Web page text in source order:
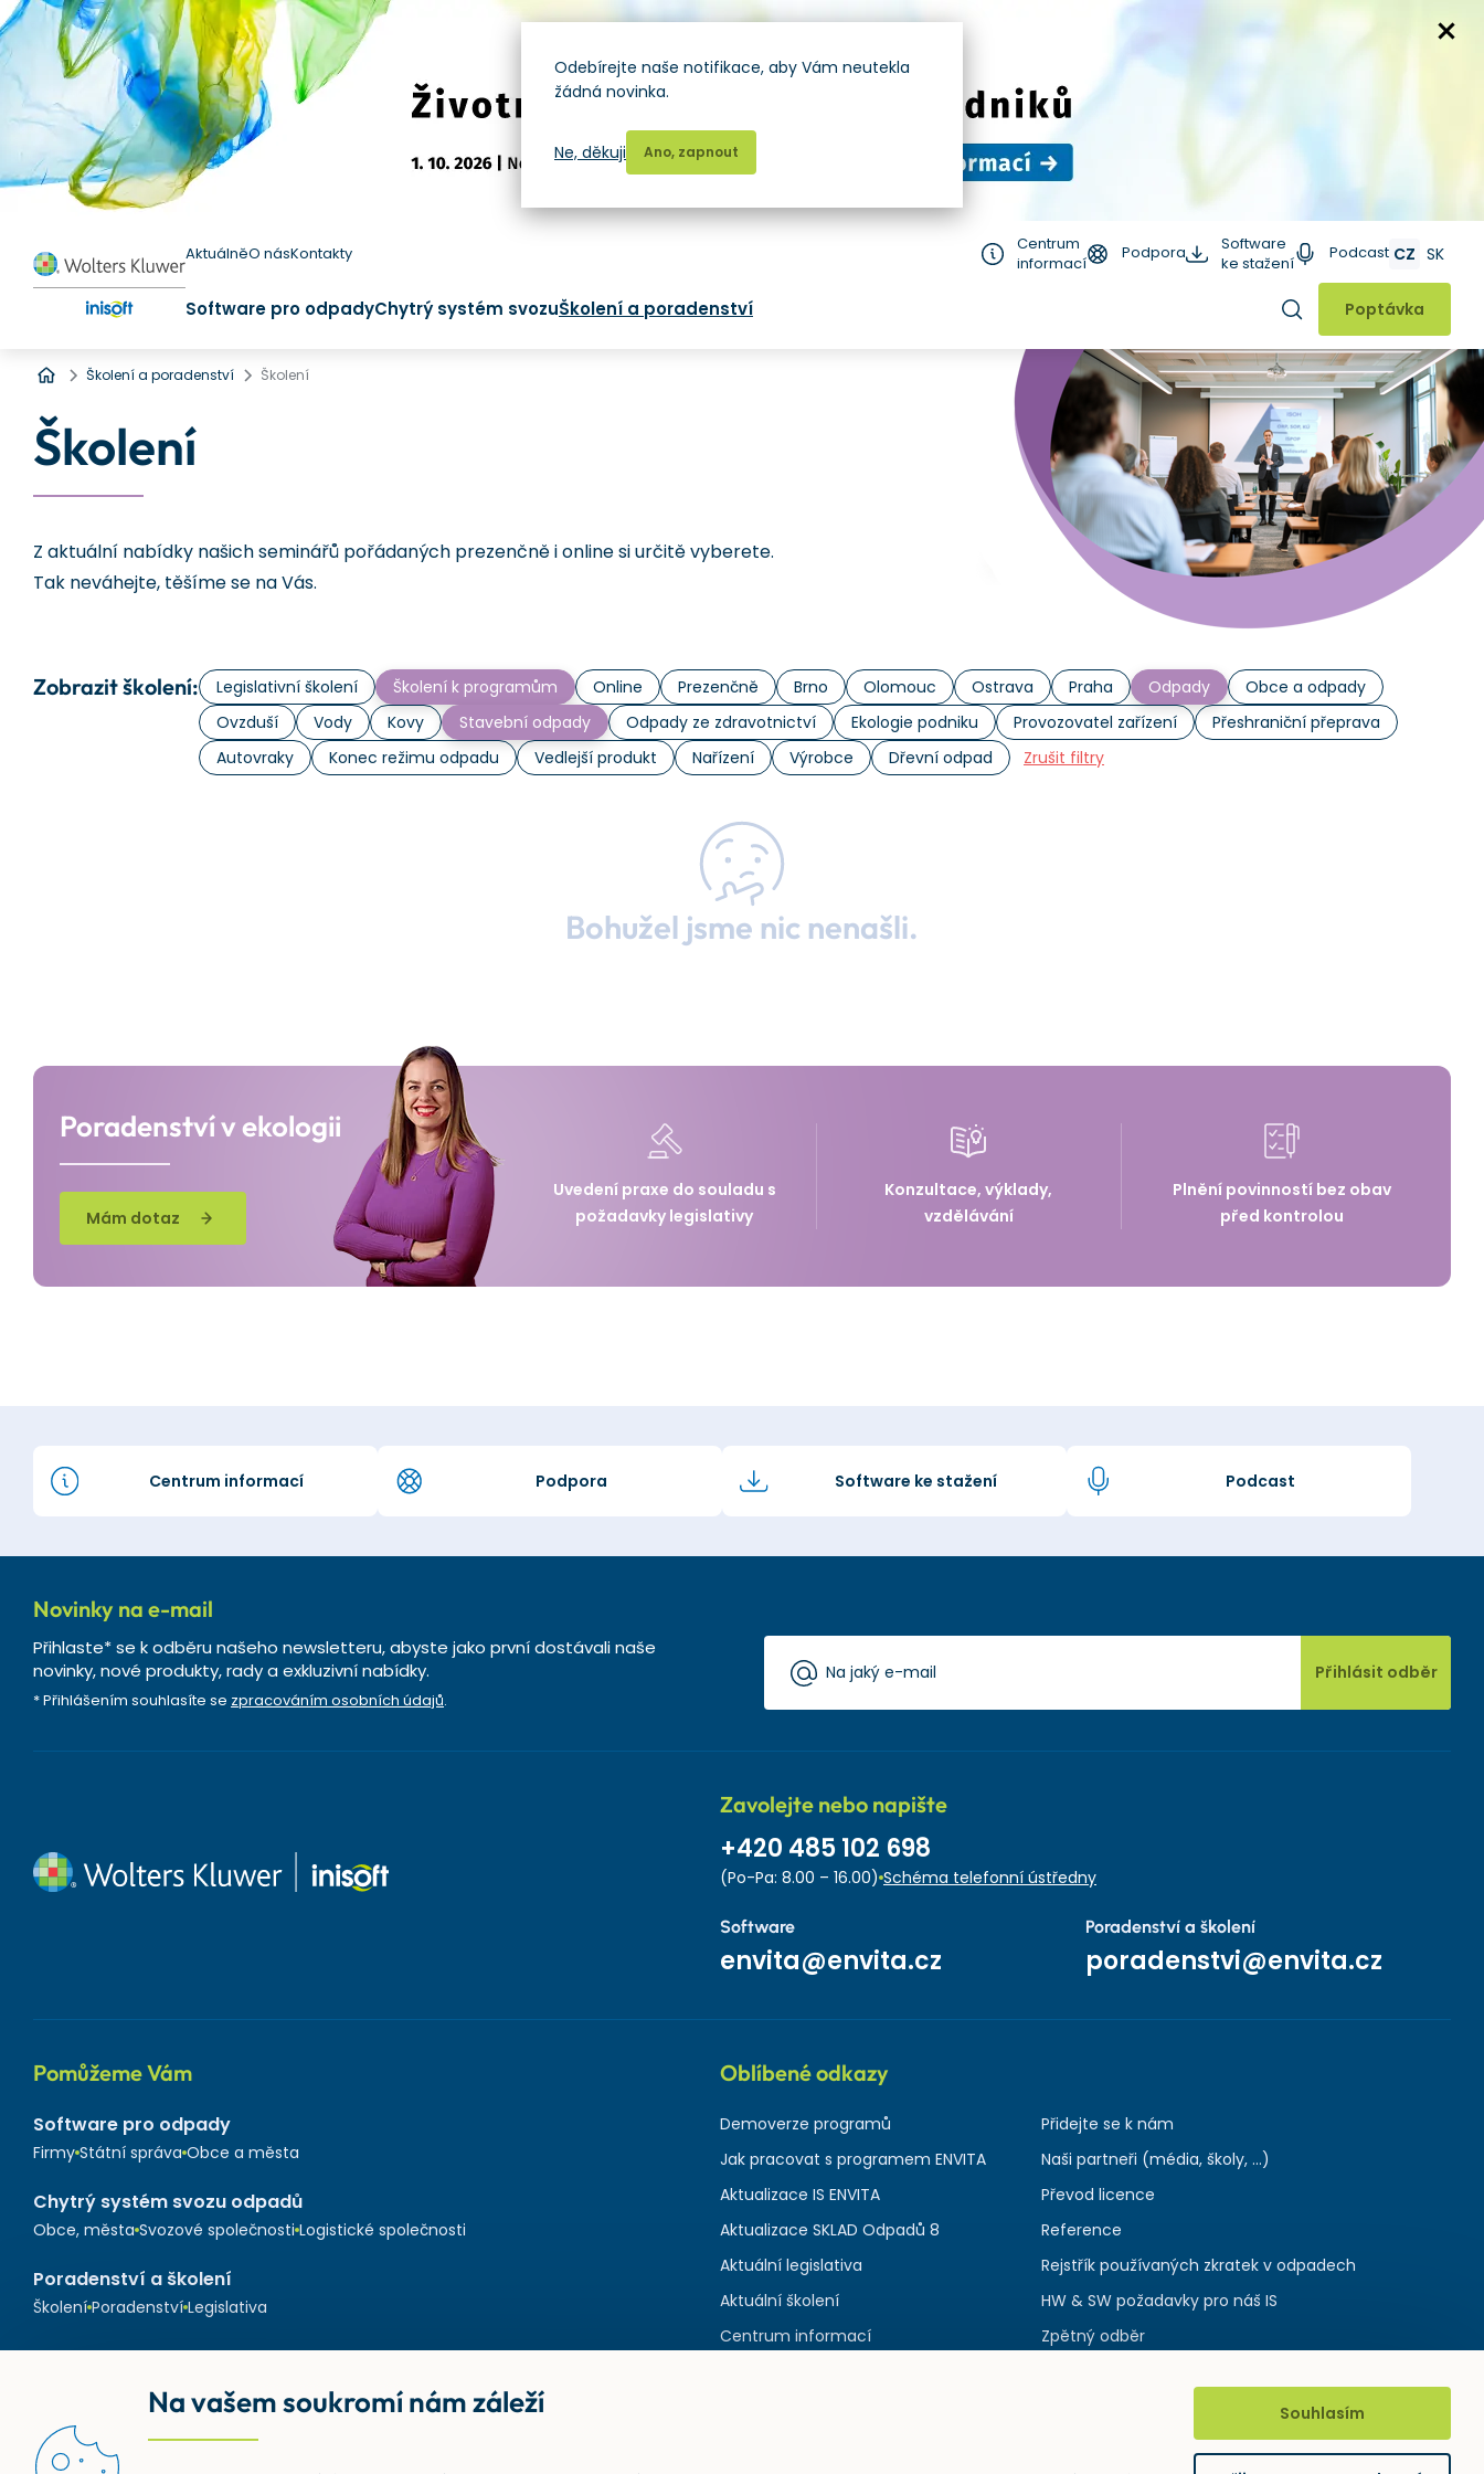
AktuálněO násKontakty
Centrum
informací
Podpora
Software
ke stažení
Podcast CZ SK
Software pro odpadyChytrý systém svozuŠkolení a poradenství Hledat
Poptávka
Úvod
Školení a poradenství Školení
Školení
Z aktuální nabídky našich seminářů pořádaných prezenčně i online si určitě vyberete.
Tak neváhejte, těšíme se na Vás.
Zobrazit školení: Legislativní školení Školení k programům Online Prezenčně Brno Olomouc Ostrava Praha Odpady
Obce a odpady
Ovzduší
Vody Kovy Stavební odpady Odpady ze zdravotnictví Ekologie podniku Provozovatel zařízení
Přeshraniční přeprava
Autovraky
Konec režimu odpadu Vedlejší produkt Nařízení Výrobce Dřevní odpad Zrušit filtry
Bohužel jsme nic nenašli.
Poradenství v ekologii
Mám dotaz
Uvedení praxe do souladu s
požadavky legislativy
Konzultace, výklady,
vzdělávání
Plnění povinností bez obav
před kontrolou
Centrum informací Podpora Software ke stažení Podcast
Novinky na e-mail
Přihlaste* se k odběru našeho newsletteru, abyste jako první dostávali naše
novinky, nové produkty, rady a exkluzivní nabídky.
* Přihlášením souhlasíte se zpracováním osobních údajů.
Přihlásit odběr
Zavolejte nebo napište
+420 485 102 698
(Po-Pa: 8.00 – 16.00) Schéma telefonní ústředny
Software
envita@envita.cz
Poradenství a školení
poradenstvi@envita.cz
Pomůžeme Vám
Software pro odpady
Firmy Státní správa Obce a města
Chytrý systém svozu odpadů
Obce, města Svozové společnosti Logistické společnosti
Poradenství a školení
Školení Poradenství Legislativa
Oblíbené odkazy
Demoverze programů
Jak pracovat s programem ENVITA
Aktualizace IS ENVITA
Aktualizace SKLAD Odpadů 8
Aktuální legislativa
Aktuální školení
Centrum informací
Přidejte se k nám
Naši partneři (média, školy, ...)
Převod licence
Reference
Rejstřík používaných zkratek v odpadech
HW & SW požadavky pro náš IS
Zpětný odběr
Odebírejte naše notifikace, aby Vám neutekla
žádná novinka.
Ano, zapnout
Ne, děkuji
Na vašem soukromí nám záleží Souhlasím